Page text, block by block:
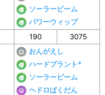
ソーラービーム
パワーウィップ
190 3075
おんがえし
ハードプラント*
ソーラービーム
ヘドロばくだん